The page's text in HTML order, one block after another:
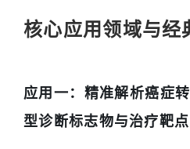
核心应用领域与经
应用一：精准解析癌症
型诊断标志物与治疗靶点